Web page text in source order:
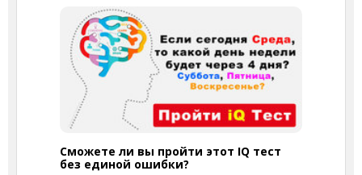
Сможете ли вы пройти этот IQ тест
без единой ошибки?